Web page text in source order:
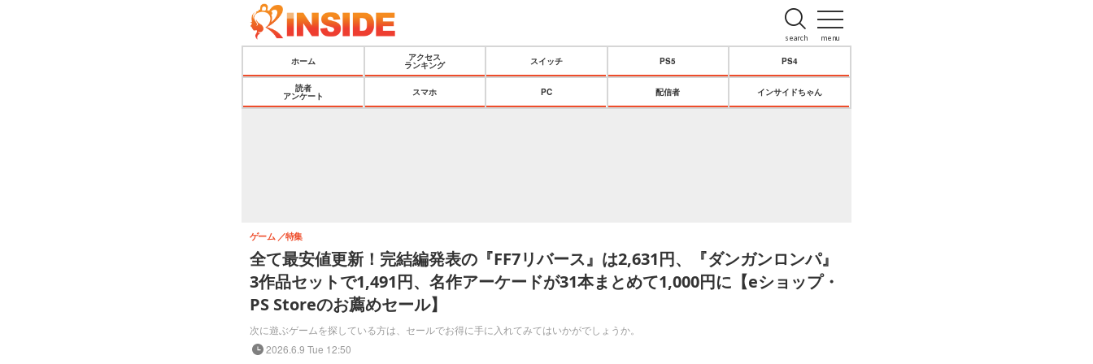
menu
search
ホーム
アクセス
ランキング
スイッチ PS5 PS4
読者
アンケート
スマホ PC 配信者 インサイドちゃん
全て最安値更新！完結編発表の『FF7リバース』は2,631円、『ダンガンロンパ』
3作品セットで1,491円、名作アーケードが31本まとめて1,000円に【eショップ・
PS Storeのお薦めセール】
次に遊ぶゲームを探している方は、セールでお得に手に入れてみてはいかがでしょうか。
ゲーム 特集
2026.6.9 Tue 12:50